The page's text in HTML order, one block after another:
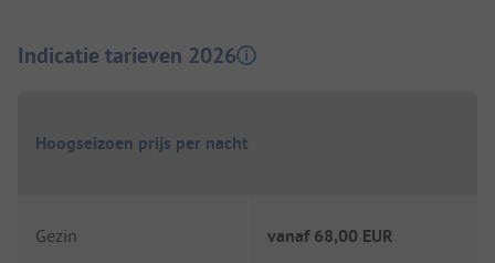
Indicatie tarieven 2026
Hoogseizoen prijs per nacht
Gezin vanaf 68,00 EUR